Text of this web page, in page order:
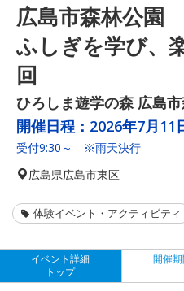
広島市森林公園
ふしぎを学び、
回
ひろしま遊学の森 広島
開催日程： 2026年7月11
受付9:30～ ※雨天決行
広島県広島市東区
体験イベント・アクティビティ
イベント詳細
トップ
開催